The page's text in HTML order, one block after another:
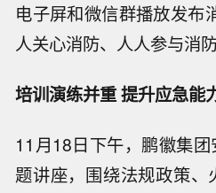
电子屏和微信群播放发布
人关心消防、人人参与消防
培训演练并重 提升应急能
11月18日下午，鹏徽集
题讲座，围绕法规政策